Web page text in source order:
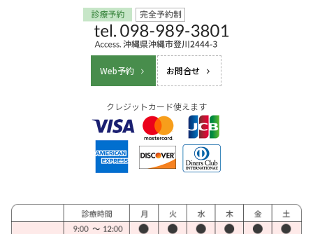
Web予約 お問合せ
クレジットカード使えます